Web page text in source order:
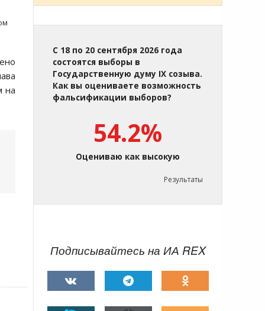
на
С 18 по 20 сентября 2026 года
состоятся выборы в
Государственную думу IX созыва.
Как вы оцениваете возможность
фальсификации выборов?
54.2%
Оцениваю как высокую
Результаты
Подписывайтесь на ИА REX